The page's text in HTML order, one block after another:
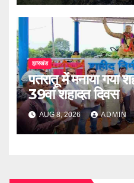
झारखंड
पतरातू में मनाया गया
39वां शहादत दिवस
AUG 8, 2026 ADMIN